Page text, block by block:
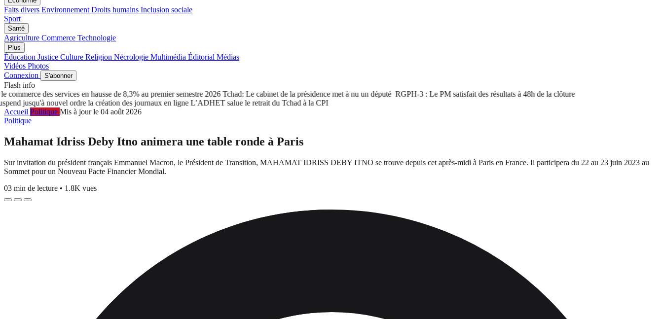
Faits divers Environnement Droits humains Inclusion sociale
Sport
Santé
Agriculture Commerce Technologie
Plus
Éducation Justice Culture Religion Nécrologie Multimédia Éditorial Médias
Vidéos Photos
Connexion
S'abonner
Flash info
des services en hausse de 8,3% au premier semestre 2026Tchad: Le cabinet de la présidence met à nu un députéRGPH-3 : Le PM satisfait des résultats à 48h de la clôture
jusqu'à nouvel ordre la création des journaux en ligneL’ADHET salue le retrait du Tchad à la CPI
Accueil Politique Mis à jour le 04 août 2026
Politique
Mahamat Idriss Deby Itno animera une table ronde à Paris
Sur invitation du président français Emmanuel Macron, le Président de Transition, MAHAMAT IDRISS DEBY ITNO se trouve depuis cet après-midi à Paris en France. Il participera du 22 au 23 juin 2023 au
Sommet pour un Nouveau Pacte Financier Mondial.
03 min de lecture • 1.8K vues